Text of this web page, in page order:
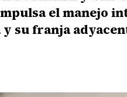
el manejo
y su franja